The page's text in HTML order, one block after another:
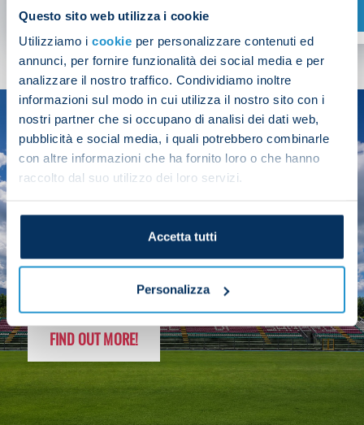
Questo sito web utilizza i cookie
Utilizziamo i cookie per personalizzare contenuti ed
annunci, per fornire funzionalità dei social media e per
analizzare il nostro traffico. Condividiamo inoltre
informazioni sul modo in cui utilizza il nostro sito con i
nostri partner che si occupano di analisi dei dati web,
pubblicità e social media, i quali potrebbero combinarle
con altre informazioni che ha fornito loro o che hanno
raccolto dal suo utilizzo dei loro servizi.
Accetta tutti
Personalizza
SHOP NOW
SEASON
2025/26
FOLLOW THE CHAMPS' JOURNEY
FIND OUT MORE!